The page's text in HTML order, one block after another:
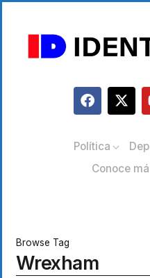
Política
Conoce
Browse Tag
Wrexham